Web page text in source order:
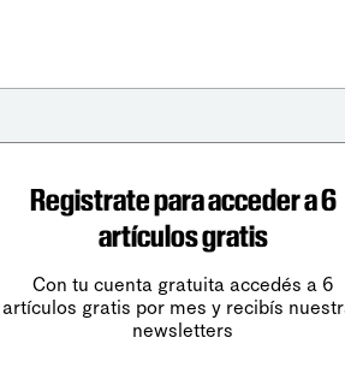
Registrate para acceder a 6
artículos gratis
Con tu cuenta gratuita accedés a 6
artículos gratis por mes y recibís
newsletters